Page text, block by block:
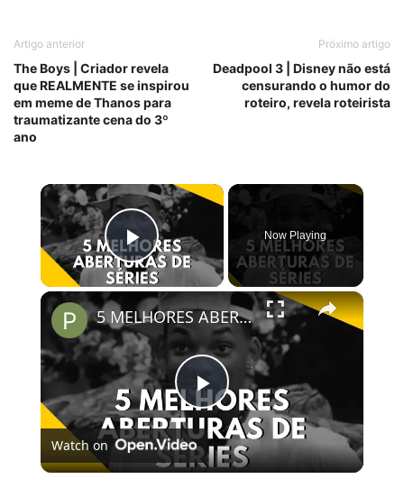
Artigo anterior
The Boys | Criador revela
que REALMENTE se inspirou
em meme de Thanos para
traumatizante cena do 3º
ano
Próximo artigo
Deadpool 3 | Disney não está
censurando o humor do
roteiro, revela roteirista
×
Play Video
Now Playing
×
Play
Video
5 MELHORES ABERTURAS DE SÉRIES | Pipocas Tv #13
Watch on